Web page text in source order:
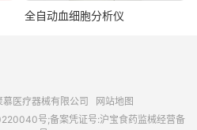
全自动血细胞分析仪
慕医疗器械有限公司
网站地图
号;备案凭证号:沪宝食药监械经营备